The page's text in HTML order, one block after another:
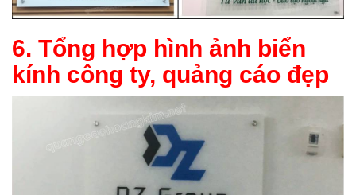
6. Tổng hợp hình ảnh biển
kính công ty, quảng cáo đẹp